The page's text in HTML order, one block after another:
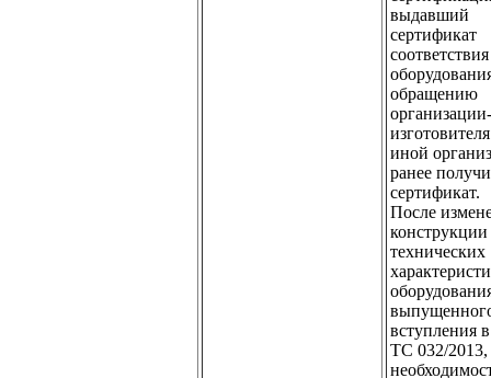
выдавший
сертификат
обращению
организации-
иной
ранее
сертификат.
После
технических
вступления
ТС 032/2013,